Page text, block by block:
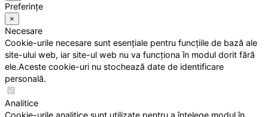
Preferințe
×
Necesare
Cookie-urile necesare sunt esențiale pentru funcțiile de bază ale
site-ului web, iar site-ul web nu va funcționa în modul dorit fără
ele.Aceste cookie-uri nu stochează date de identificare
personală.
Analitice